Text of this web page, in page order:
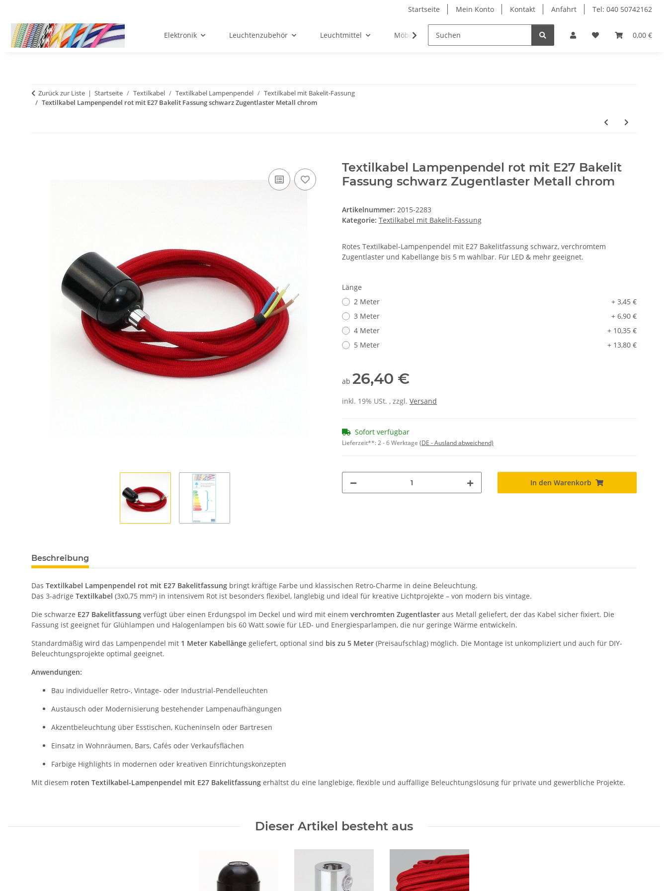
Startseite Mein Konto Kontakt Anfahrt Tel: 040 50742162
0,00 €
Elektronik Leuchtenzubehör Leuchtmittel Möbel-Ersatzteile
Zurück zur Liste Startseite Textilkabel Textilkabel Lampenpendel
Textilkabel mit Bakelit-Fassung
Textilkabel Lampenpendel rot mit E27 Bakelit Fassung schwarz Zugentlaster Metall chrom
Textilkabel Lampenpendel rot mit E27 Bakelit
Fassung schwarz Zugentlaster Metall chrom
Artikelnummer: 2015-2283
Kategorie: Textilkabel mit Bakelit-Fassung
Rotes Textilkabel-Lampenpendel mit E27 Bakelitfassung schwarz, verchromtem
Zugentlaster und Kabellänge bis 5 m wählbar. Für LED & mehr geeignet.
Länge
2 Meter
+ 3,45 €
3 Meter
+ 6,90 €
4 Meter
+ 10,35 €
5 Meter
+ 13,80 €
ab 26,40 €
inkl. 19% USt. , zzgl. Versand
Sofort verfügbar
Lieferzeit**:2 - 6 Werktage (DE - Ausland abweichend)
In den Warenkorb
Beschreibung
Das Textilkabel Lampenpendel rot mit E27 Bakelitfassung bringt kräftige Farbe und klassischen Retro-Charme in deine Beleuchtung.
Das 3-adrige Textilkabel (3x0,75 mm²) in intensivem Rot ist besonders flexibel, langlebig und ideal für kreative Lichtprojekte – von modern bis vintage.
Die schwarze E27 Bakelitfassung verfügt über einen Erdungspol im Deckel und wird mit einem verchromten Zugentlaster aus Metall geliefert, der das Kabel sicher fixiert. Die
Fassung ist geeignet für Glühlampen und Halogenlampen bis 60 Watt sowie für LED- und Energiesparlampen, die nur geringe Wärme entwickeln.
Standardmäßig wird das Lampenpendel mit 1 Meter Kabellänge geliefert, optional sind bis zu 5 Meter (Preisaufschlag) möglich. Die Montage ist unkompliziert und auch für DIY-
Beleuchtungsprojekte optimal geeignet.
Anwendungen:
Bau individueller Retro-, Vintage- oder Industrial-Pendelleuchten
Austausch oder Modernisierung bestehender Lampenaufhängungen
Akzentbeleuchtung über Esstischen, Kücheninseln oder Bartresen
Einsatz in Wohnräumen, Bars, Cafés oder Verkaufsflächen
Farbige Highlights in modernen oder kreativen Einrichtungskonzepten
Mit diesem roten Textilkabel-Lampenpendel mit E27 Bakelitfassung erhältst du eine langlebige, flexible und auffällige Beleuchtungslösung für private und gewerbliche Projekte.
Dieser Artikel besteht aus